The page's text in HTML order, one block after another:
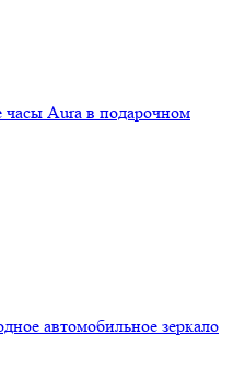
Aura в подарочном
автомобильное зеркало